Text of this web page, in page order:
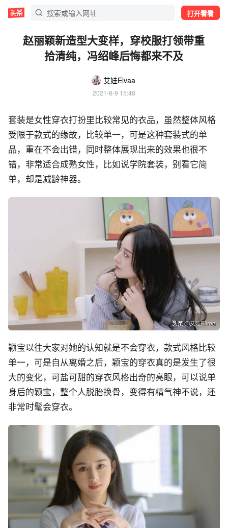
打开看看
赵丽颖新造型大变样，穿校服打领带重
拾清纯，冯绍峰后悔都来不及
艾娃Elvaa
2021-8-9 15:48
套装是女性穿衣打扮里比较常见的衣品，虽然整体风格
受限于款式的缘故，比较单一，可是这种套装式的单
品，重在不会出错，同时整体展现出来的效果也很不
错，非常适合成熟女性，比如说学院套装，别看它简
单，却是减龄神器。
颖宝以往大家对她的认知就是不会穿衣，款式风格比较
单一，可是自从离婚之后，颖宝的穿衣真的是发生了很
大的变化，可盐可甜的穿衣风格出奇的亮眼，可以说单
身后的颖宝，整个人脱胎换骨，变得有精气神不说，还
非常时髦会穿衣。